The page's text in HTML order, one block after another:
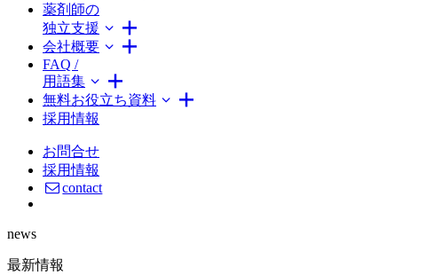
薬剤師の
独立支援
会社概要
FAQ /
用語集
無料お役立ち資料
採用情報
お問合せ
採用情報
contact
news
最新情報